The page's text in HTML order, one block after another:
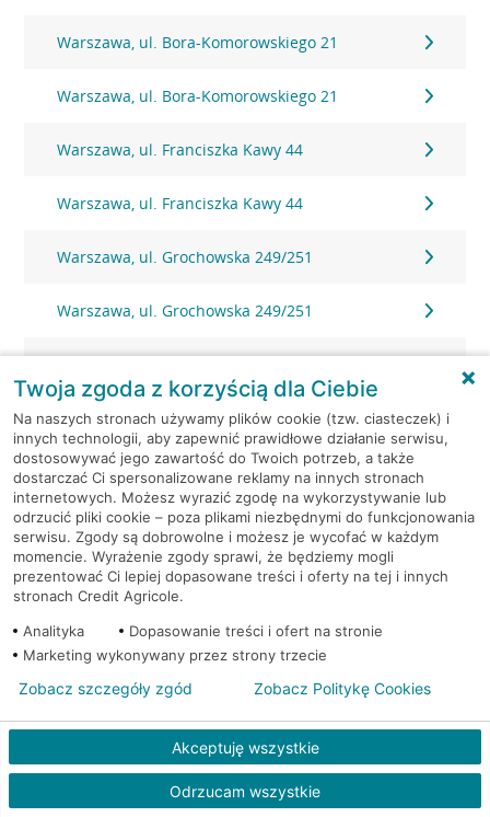
Warszawa, ul. Bora-Komorowskiego 21
Warszawa, ul. Bora-Komorowskiego 21
Warszawa, ul. Franciszka Kawy 44
Warszawa, ul. Franciszka Kawy 44
Warszawa, ul. Grochowska 249/251
Warszawa, ul. Grochowska 249/251
Warszawa, ul. Grójecka 53/57
Warszawa, ul. Grójecka 53/57
Warszawa, ul. Hanki Czaki 2
Warszawa, ul. Hanki Czaki 2
Warszawa, ul. Książkowa 9F/1
Warszawa, ul. Książkowa 9F/1
Warszawa, ul. Malborska 1
Warszawa, ul. Malborska 1
Twoja zgoda z korzyścią dla Ciebie
Na naszych stronach używamy plików cookie (tzw. ciasteczek) i
innych technologii, aby zapewnić prawidłowe działanie serwisu,
dostosowywać jego zawartość do Twoich potrzeb, a także
dostarczać Ci spersonalizowane reklamy na innych stronach
internetowych. Możesz wyrazić zgodę na wykorzystywanie lub
odrzucić pliki cookie – poza plikami niezbędnymi do funkcjonowania
serwisu. Zgody są dobrowolne i możesz je wycofać w każdym
momencie. Wyrażenie zgody sprawi, że będziemy mogli
prezentować Ci lepiej dopasowane treści i oferty na tej i innych
stronach Credit Agricole.
Analityka
Dopasowanie treści i ofert na stronie
Marketing wykonywany przez strony trzecie
Akceptuję wszystkie
Odrzucam wszystkie
Zobacz szczegóły zgód Zobacz Politykę Cookies